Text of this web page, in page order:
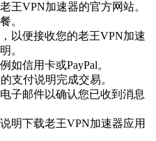
王VPN加速器的官方网站。
。
以便接收您的老王VPN加速
。
如信用卡或PayPal。
支付说明完成交易。
子邮件以确认您已收到消息
明下载老王VPN加速器应用